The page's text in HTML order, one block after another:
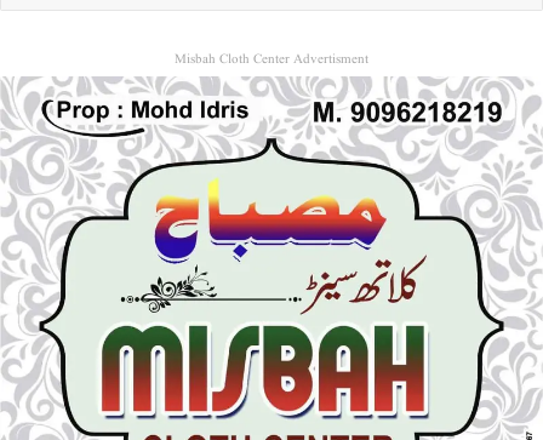
Misbah Cloth Center Advertisment